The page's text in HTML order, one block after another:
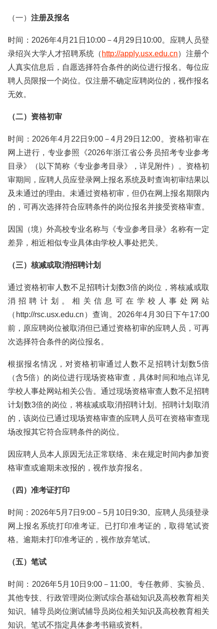
（一） 注册及报名
时间：2026年4月21日10:00－4月29日10:00。应聘人员登
录绍兴大学人才招聘系统（ http://apply.usx.edu.cn）注册个
人真实信息后，自愿选择符合条件的岗位进行报名。每位应
聘人员限报一个岗位。仅注册不确定应聘岗位的，视作报名
无效。
（二）资格初审
时间：2026年4月22日9:00－4月29日12:00。资格初审在
网上进行，专业参照《2026年浙江省公务员招考专业参考
目录》（以下简称《专业参考目录》，详见附件）。资格初
审期间，应聘人员应登录网上报名系统及时查询初审结果以
及未通过的理由。未通过资格初审，但仍在网上报名期限内
的，可再次选择符合应聘条件的岗位报名并接受资格审查。
因国（境）外高校专业名称与《专业参考目录》名称有一定
差异，相近相似专业具体由学校人事处把关。
（三）核减或取消招聘计划
通过资格初审人数不足招聘计划数3倍的岗位，将核减或取
消招聘计划。相关信息可在学校人事处网站
（http://rsc.usx.edu.cn）查询。2026年4月30日下午17:00
前，原应聘岗位被取消但已通过资格初审的应聘人员，可再
次选择符合条件的岗位报名。
根据报名情况，对资格初审通过人数不足招聘计划数5倍
（含5倍）的岗位进行现场资格审查，具体时间和地点详见
学校人事处网站相关公告。通过现场资格审查人数不足招聘
计划数3倍的岗位，将核减或取消招聘计划。招聘计划取消
的，该岗位已通过现场资格审查的应聘人员可在资格审查现
场改报其它符合应聘条件的岗位。
因应聘人员本人原因无法正常联络、未在规定时间内参加资
格审查或逾期未改报的，视作放弃报名。
（四）准考证打印
时间：2026年5月7日9:00－5月10日9:30。应聘人员须登录
网上报名系统打印准考证。已打印准考证的，取得笔试资
格。逾期未打印准考证的，视作放弃笔试。
（五）笔试
时间：2026年5月10日9:00－11:00。专任教师、实验员、
其他专技、行政管理岗位测试综合基础知识及高校教育相关
知识。辅导员岗位测试辅导员岗位相关知识及高校教育相关
知识。笔试不指定具体参考书籍或资料。